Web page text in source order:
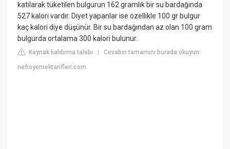
katılarak tüketilen bulgurun 162 gramlık bir su bardağında
527 kalori vardır. Diyet yapanlar ise özellikle 100 gr bulgur
kaç kalori diye düşünür. Bir su bardağından az olan 100 gram
bulgurda ortalama 300 kalori bulunur.
Kaynak kaldırma talebi |Cevabın tamamını burada okuyun:
nefisyemektarifleri.com